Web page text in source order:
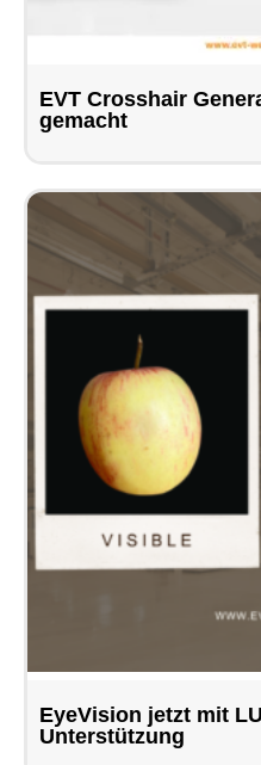
EVT Crosshair
gemacht
EyeVision jetzt mit
Unterstützung